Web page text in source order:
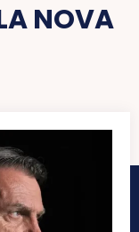
NOVA